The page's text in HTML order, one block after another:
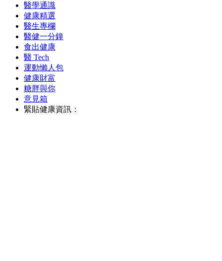
醫學通識
健康精選
醫生專欄
醫健一分鐘
食出健康
醫 Tech
運動懶人包
健康財富
糖胖與你
意見箱
緊貼健康資訊：